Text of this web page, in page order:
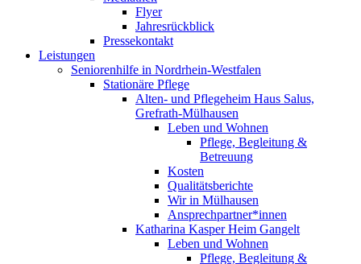
Flyer
Jahresrückblick
Pressekontakt
Leistungen
Seniorenhilfe in Nordrhein-Westfalen
Stationäre Pflege
Alten- und Pflegeheim Haus Salus,
Grefrath-Mülhausen
Leben und Wohnen
Pflege, Begleitung &
Betreuung
Kosten
Qualitätsberichte
Wir in Mülhausen
Ansprechpartner*innen
Katharina Kasper Heim Gangelt
Leben und Wohnen
Pflege, Begleitung &